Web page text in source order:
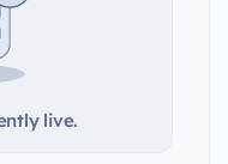
live.